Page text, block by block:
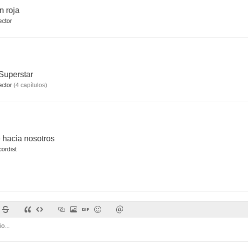
roja
(4 capítulos)
hacia nosotros